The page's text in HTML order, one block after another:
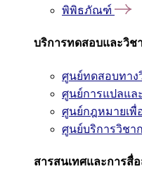
พิพิธภัณฑ์
บริการทดสอบและวิช
ศูนย์ทดสอบทาง
ศูนย์การแปลแล
ศูนย์กฎหมายเพื่
ศูนย์บริการวิชา
สารสนเทศและการสื่